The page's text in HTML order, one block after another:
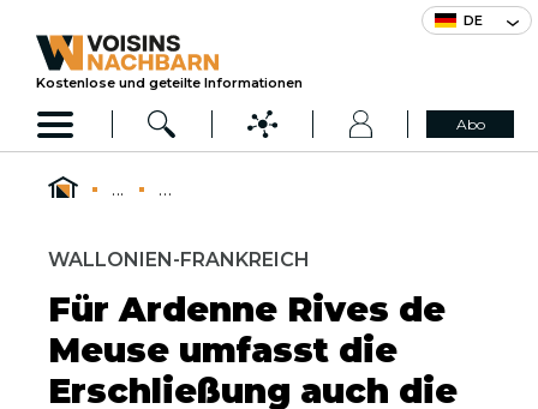
DE
Kostenlose und geteilte Informationen
Abo
... ...
WALLONIEN-FRANKREICH
Für Ardenne Rives de
Meuse umfasst die
Erschließung auch die